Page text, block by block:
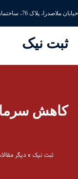
خیابان ملاصدرا، پلاک 76، ساختمان ثبت ونک
ثبت نیک
کاهش
ثبت نیک » دیگر